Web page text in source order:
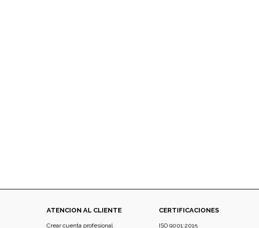
ATENCION AL CLIENTE
Crear cuenta profesional
CERTIFICACIONES
ISO 9001:2015